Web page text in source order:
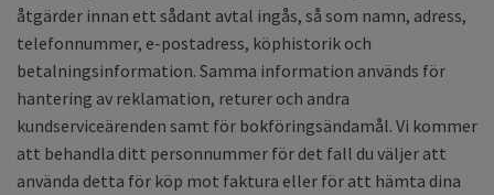
åtgärder innan ett sådant avtal ingås, så som namn, adress,
telefonnummer, e-postadress, köphistorik och
betalningsinformation. Samma information används för
hantering av reklamation, returer och andra
kundserviceärenden samt för bokföringsändamål. Vi kommer
att behandla ditt personnummer för det fall du väljer att
använda detta för köp mot faktura eller för att hämta dina